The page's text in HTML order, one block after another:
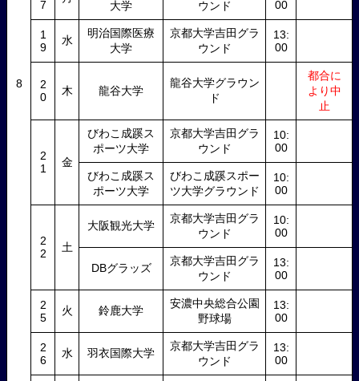
8
7 大学 ウンド 00
1
9
水
明治国際医療
大学
京都大学吉田グラ
ウンド
13:
00
2
0
木 龍谷大学
龍谷大学グラウン
ド
都合に
より中
止
2
1
金
びわこ成蹊ス
ポーツ大学
京都大学吉田グラ
ウンド
10:
00
びわこ成蹊ス
ポーツ大学
びわこ成蹊スポー
ツ大学グラウンド
10:
00
2
2
土
大阪観光大学
京都大学吉田グラ
ウンド
10:
00
DBグラッズ
京都大学吉田グラ
ウンド
13:
00
2
5
火 鈴鹿大学
安濃中央総合公園
野球場
13:
00
2
6
水 羽衣国際大学
京都大学吉田グラ
ウンド
13:
00